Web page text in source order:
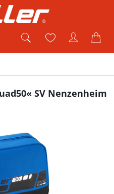
SV Nenzenheim